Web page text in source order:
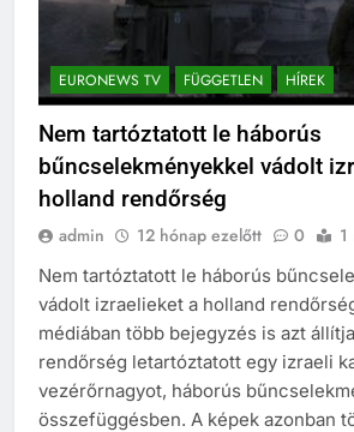
EURONEWS TV FÜGGETLEN HÍREK
Nem tartóztatott le háborús
bűncselekményekkel vádolt
holland rendőrség
admin 12 hónap ezelőtt 0 1
Nem tartóztatott le háborús
vádolt izraelieket a holland
médiában több bejegyzés is azt
rendőrség letartóztatott egy izraeli
vezérőrnagyot, háborús
összefüggésben. A képek azonban